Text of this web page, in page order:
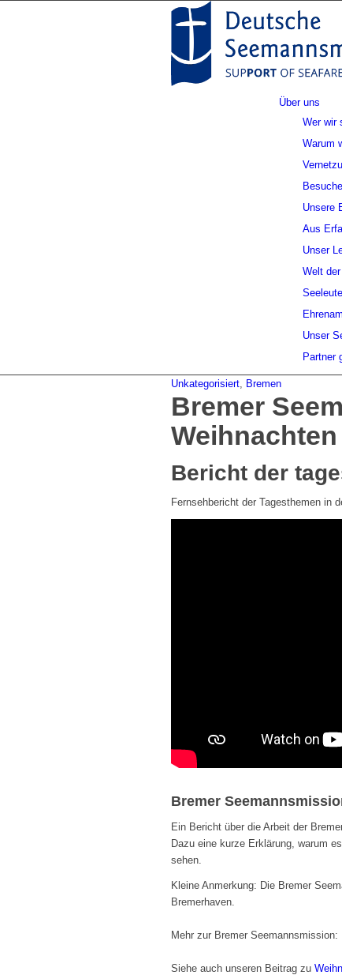
Über uns
Wer wir
Warum
Unsere
Aus
Unser
Welt
Unser
Partner
Unkategorisiert, Bremen
Bremer
Weihnachten
Bericht der
Fernsehbericht der Tagesthemen in
Bremer
Ein Bericht über die Arbeit der
Dazu eine kurze Erklärung, warum
sehen.
Kleine Anmerkung: Die Bremer
Bremerhaven.
Mehr zur Bremer Seemannsmission:
Siehe auch unseren Beitrag zu